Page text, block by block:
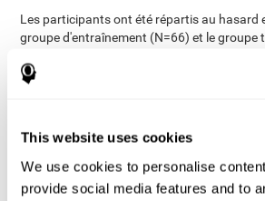
This website uses cookies
We use cookies to personalise
provide social media features and to
Les participants ont été répartis au hasard
groupe d'entraînement (N=66) et le groupe
la fin de l'étude. Le groupe expérimental a
celle de CogniFit.
L'évaluation NexAde est un logiciel
fiable, pour la détection précoce de la